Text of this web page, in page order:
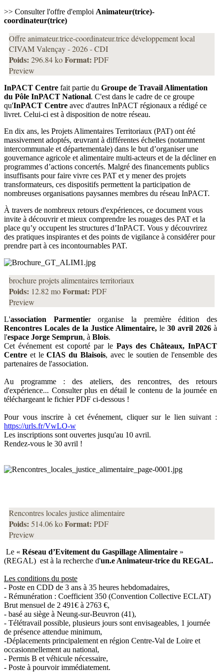
>> Consulter l'offre d'emploi Animateur(trice)-
coordinateur(trice)
Offre animateur.trice-coordinateur.trice développement local
CIVAM Valençay - 2026 - CDI
Poids: 296.84 koFormat: PDF
Preview
InPACT Centre fait partie du Groupe de Travail Alimentation
du Pôle InPACT National. C'est dans le cadre de ce groupe
qu'InPACT Centre avec d'autres InPACT régionaux a rédigé ce
livret. Celui-ci est à disposition de notre réseau.
En dix ans, les Projets Alimentaires Territoriaux (PAT) ont été
massivement adoptés, œuvrant à différentes échelles (notamment
intercommunale et départementale) dans le but d’organiser une
gouvernance agricole et alimentaire multi-acteurs et de la décliner en
programmes d’actions concertés. Malgré des financements publics
insuffisants pour faire vivre ces PAT et y mener des projets
transformateurs, ces dispositifs permettent la participation de
nombreuses organisations paysannes membres du réseau InPACT.
À travers de nombreux retours d'expériences, ce document vous
invite à découvrir et mieux comprendre les rouages des PAT et la
place qu’y occupent les structures d’InPACT. Vous y découvrirez
des pratiques inspirantes et des points de vigilance à considérer pour
prendre part à ces incontournables PAT.
brochure projets alimentaires territoriaux
Poids: 12.82 moFormat: PDF
Preview
L'association Parmentierorganise la première édition des
Rencontres Locales de la Justice Alimentaire, le 30 avril 2026 à
l'espace Jorge Semprun, à Blois.
Cet événement est coporté par le Pays des Châteaux, InPACT
Centre et leCIAS du Blaisois, avec le soutien de l'ensemble des
partenaires de l'association.
Au programme : des ateliers, des rencontres, des retours
d'expérience... Consulter plus en détail le contenu de la journée en
téléchargeant le fichier PDF ci-dessous !
Pour vous inscrire à cet événement, cliquer sur le lien suivant :
https://urls.fr/VwLO-w
Les inscriptions sont ouvertes jusqu'au 10 avril.
Rendez-vous le 30 avril !
Rencontres locales justice alimentaire
Poids: 514.06 koFormat: PDF
Preview
Le « Réseau d’Evitement du Gaspillage Alimentaire »
(REGAL) est à la recherche d'un.e Animateur-trice du REGAL.
Les conditions du poste
- Poste en CDD de 3 ans à 35 heures hebdomadaires,
- Rémunération : Coefficient 350 (Convention Collective ECLAT)
Brut mensuel de 2 491€ à 2763 €,
- basé au siège à Neung-sur-Beuvron (41),
- Télétravail possible, plusieurs jours sont envisageables, 1 journée
de présence attendue minimum,
-Déplacements principalement en région Centre-Val de Loire et
occasionnellement au national,
- Permis B et véhicule nécessaire,
- Poste à pourvoir immédiatement.